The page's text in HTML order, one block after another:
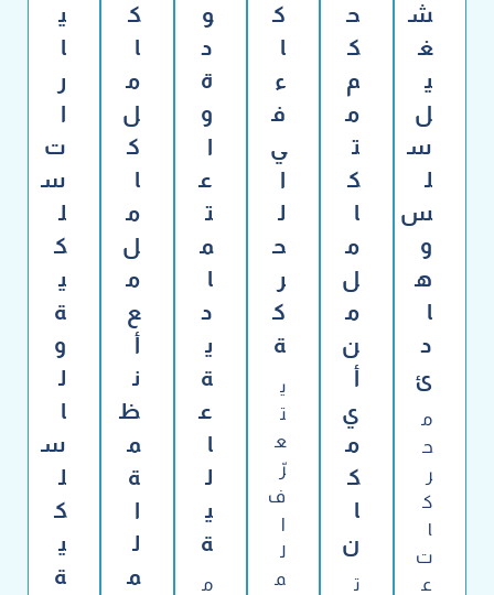
ش
غ
ي
ل
س
ل
س
و
ه
ا
د
ئ
م
ح
ر
ك
ا
ت
ع
ح
ك
م
م
ت
ك
ا
م
ل
م
ن
أ
ي
م
ك
ا
ن
ت
ك
ا
ء
ف
ي
ا
ل
ح
ر
ك
ة
ي
ت
ع
رّ
ف
ا
ل
م
و
د
ة
و
ا
ع
ت
م
ا
د
ي
ة
ع
ا
ل
ي
ة
م
ك
ا
م
ل
ك
ا
م
ل
م
ع
أ
ن
ظ
م
ة
ا
ل
م
ي
ا
ر
ا
ت
س
ل
ك
ي
ة
و
ل
ا
س
ل
ك
ي
ة